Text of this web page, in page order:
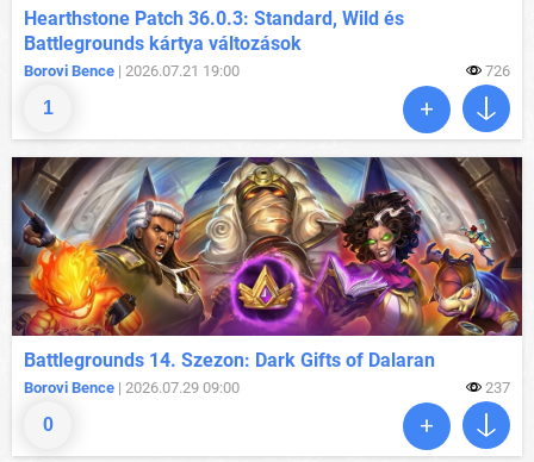
1
Hearthstone Patch 36.0.3: Standard, Wild és
Battlegrounds kártya változások
Borovi Bence | 2026.07.21 19:00 726
0
Battlegrounds 14. Szezon: Dark Gifts of Dalaran
Borovi Bence | 2026.07.29 09:00 237